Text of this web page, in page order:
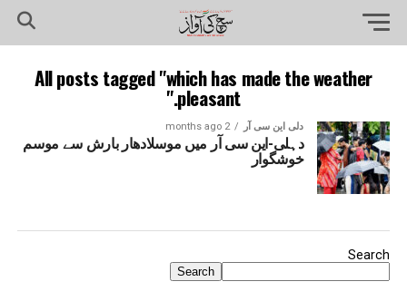
All posts tagged "which has made the weather
pleasant."
دلی این سی آر 2 months ago
دہلی-این سی آر میں موسلادھار بارش سے موسم
خوشگوار
Search
Search